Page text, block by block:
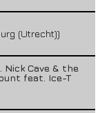
(Utrecht))
Nick Cave & the
feat. Ice-T